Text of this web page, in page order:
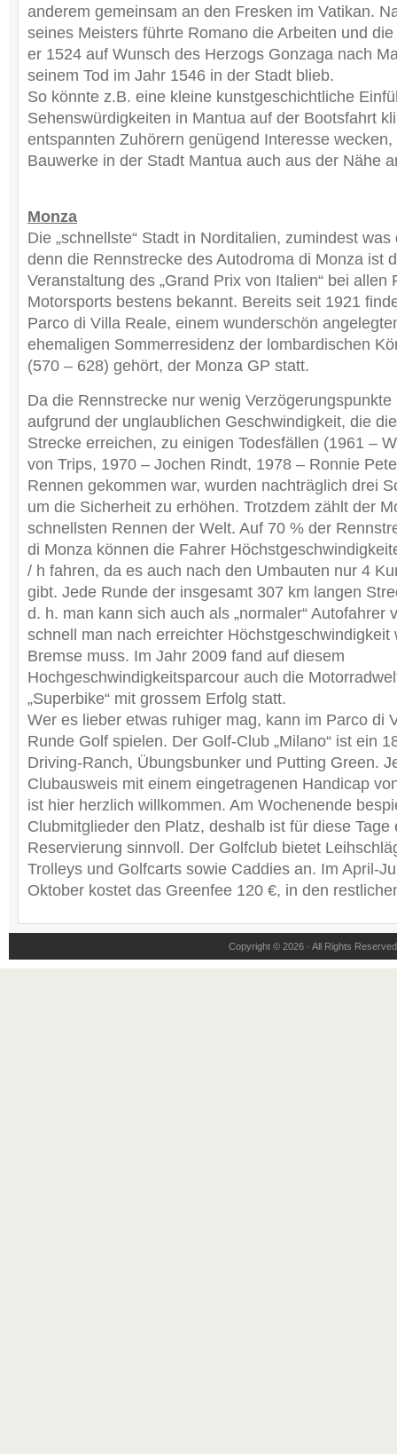
anderem gemeinsam an den Fresken im Vatikan.
seines Meisters führte Romano die Arbeiten und
er 1524 auf Wunsch des Herzogs Gonzaga nach
seinem Tod im Jahr 1546 in der Stadt blieb.
So könnte z.B. eine kleine kunstgeschichtliche
Sehenswürdigkeiten in Mantua auf der Bootsfahrt
entspannten Zuhörern genügend Interesse
Bauwerke in der Stadt Mantua auch aus der Nähe
Monza
Die „schnellste“ Stadt in Norditalien, zumindest
denn die Rennstrecke des Autodroma di Monza ist
Veranstaltung des „Grand Prix von Italien“ bei allen
Motorsports bestens bekannt. Bereits seit 1921
Parco di Villa Reale, einem wunderschön
ehemaligen Sommerresidenz der lombardischen
(570 – 628) gehört, der Monza GP statt.
Da die Rennstrecke nur wenig Verzögerungspunkte
aufgrund der unglaublichen Geschwindigkeit, die
Strecke erreichen, zu einigen Todesfällen (1961 –
von Trips, 1970 – Jochen Rindt, 1978 – Ronnie
Rennen gekommen war, wurden nachträglich drei
um die Sicherheit zu erhöhen. Trotzdem zählt der
schnellsten Rennen der Welt. Auf 70 % der
di Monza können die Fahrer
/ h fahren, da es auch nach den Umbauten nur 4
gibt. Jede Runde der insgesamt 307 km langen
d. h. man kann sich auch als „normaler“ Autofahrer
schnell man nach erreichter Höchstgeschwindigkeit
Bremse muss. Im Jahr 2009 fand auf diesem
Hochgeschwindigkeitsparcour auch die
„Superbike“ mit grossem Erfolg statt.
Wer es lieber etwas ruhiger mag, kann im Parco di
Runde Golf spielen. Der Golf-Club „Milano“ ist ein
Driving-Ranch, Übungsbunker und Putting Green.
Clubausweis mit einem eingetragenen Handicap
ist hier herzlich willkommen. Am Wochenende
Clubmitglieder den Platz, deshalb ist für diese Tage
Reservierung sinnvoll. Der Golfclub bietet
Trolleys und Golfcarts sowie Caddies an. Im April-
Oktober kostet das Greenfee 120 €, in den
Copyright © 2026 · All Rights